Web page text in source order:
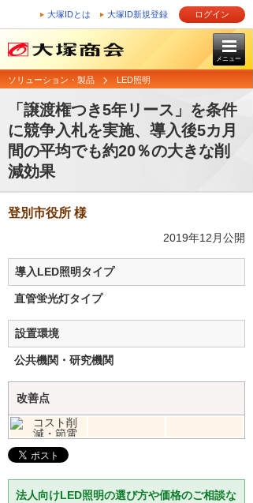
大塚IDとは 大塚ID新規登録 ログイン
メニュー
ソリューション・製品 LED照明
「譲渡権つき5年リース」を条件
に競争入札を実施、導入後5カ月
間の平均でも約20％の大きな削
減効果
登別市役所 様
2019年12月公開
導入LED照明タイプ
直管蛍光灯タイプ
設置環境
公共機関・研究機関
改善点
法人向けLED照明の選び方や価格のご相談な